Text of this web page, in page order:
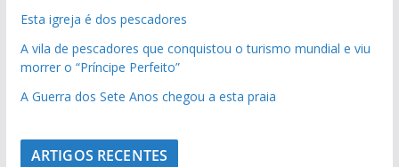
Esta igreja é dos pescadores
A vila de pescadores que conquistou o turismo mundial e viu
morrer o “Príncipe Perfeito”
A Guerra dos Sete Anos chegou a esta praia
ARTIGOS RECENTES